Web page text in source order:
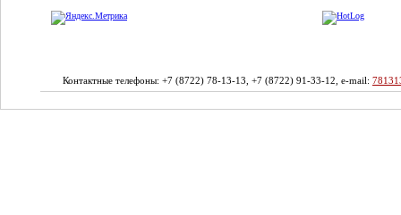
Контактные телефоны: +7 (8722) 78-13-13, +7 (8722) 91-33-12, e-mail: